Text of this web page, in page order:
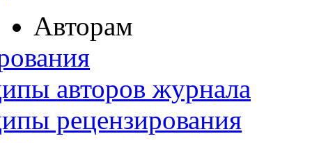
Авторам
авторов журнала
рецензирования